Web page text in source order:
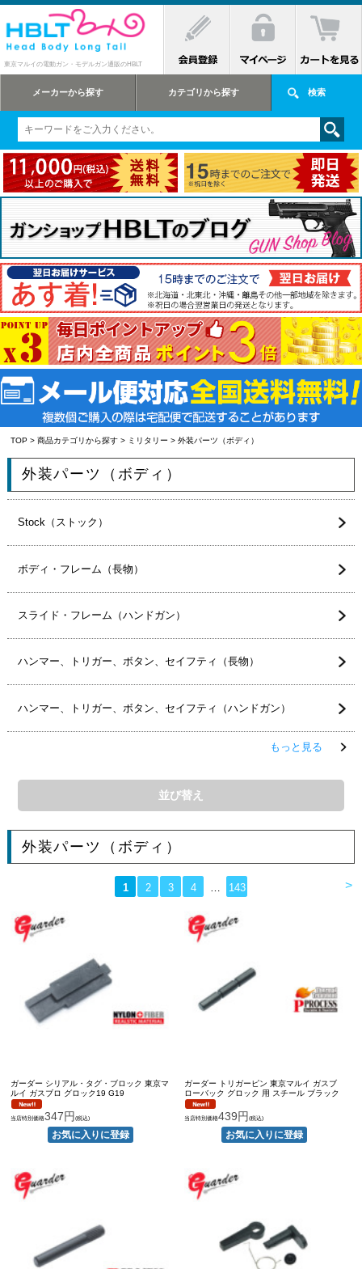
東京マルイの電動ガン・モデルガン通販のHBLT
メーカーから探す カテゴリから探す 検索
TOP >商品カテゴリから探す > ミリタリー > 外装パーツ（ボディ）
外装パーツ（ボディ）
Stock（ストック）
ボディ・フレーム（長物）
スライド・フレーム（ハンドガン）
ハンマー、トリガー、ボタン、セイフティ（長物）
ハンマー、トリガー、ボタン、セイフティ（ハンドガン）
もっと見る
並び替え
外装パーツ（ボディ）
>
1 2 3 4 … 143
ガーダー シリアル・タグ・ブロック 東京マ
ルイ ガスブロ グロック19 G19
当店特別価格347円(税込)
ガーダー トリガーピン 東京マルイ ガスブ
ローバック グロック 用 スチール ブラック
当店特別価格439円(税込)